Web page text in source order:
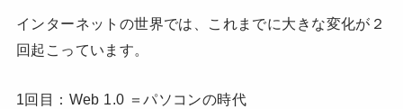
インターネットの世界では、これまでに大きな変化が２
回起こっています。
1回目：Web 1.0 ＝パソコンの時代